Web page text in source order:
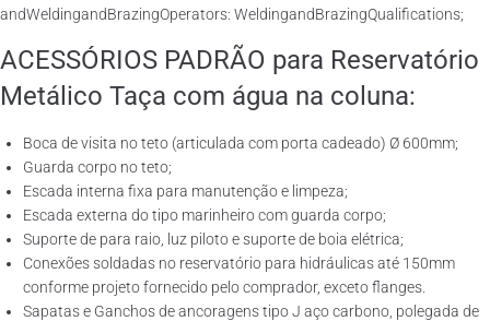
andWeldingandBrazingOperators: WeldingandBrazingQualifications;
ACESSÓRIOS PADRÃO para Reservatório
Metálico Taça com água na coluna:
Boca de visita no teto (articulada com porta cadeado) Ø 600mm;
Guarda corpo no teto;
Escada interna fixa para manutenção e limpeza;
Escada externa do tipo marinheiro com guarda corpo;
Suporte de para raio, luz piloto e suporte de boia elétrica;
Conexões soldadas no reservatório para hidráulicas até 150mm
conforme projeto fornecido pelo comprador, exceto flanges.
Sapatas e Ganchos de ancoragens tipo J aço carbono, polegada de